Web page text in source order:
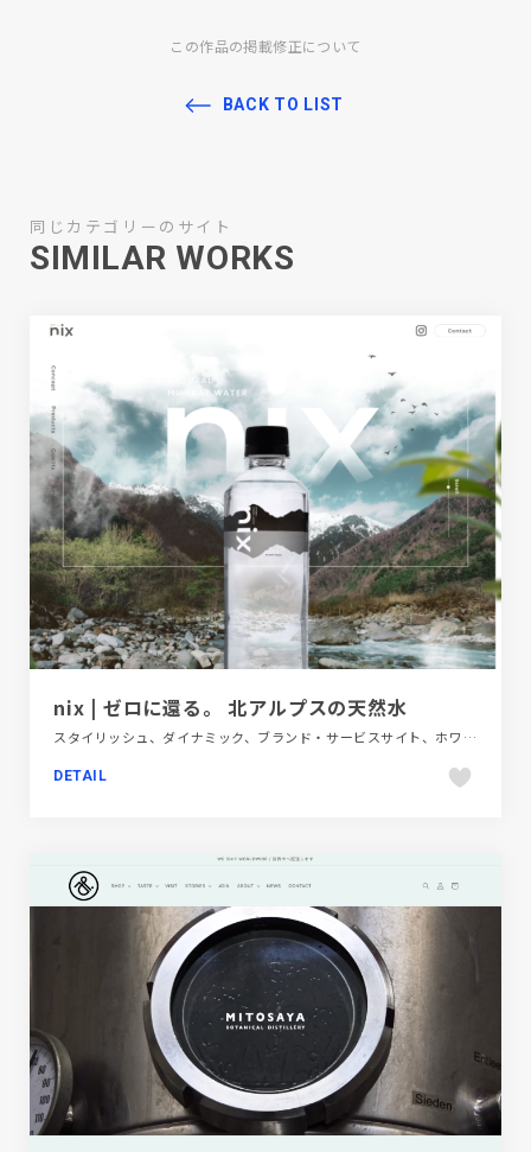
この作品の掲載修正について
BACK TO LIST
同じカテゴリーのサイト
SIMILAR WORKS
nix | ゼロに還る。 北アルプスの天然水
スタイリッシュ、ダイナミック、ブランド・サービスサイト、ホワイト系、大きめ写真、飲料・食品
DETAIL